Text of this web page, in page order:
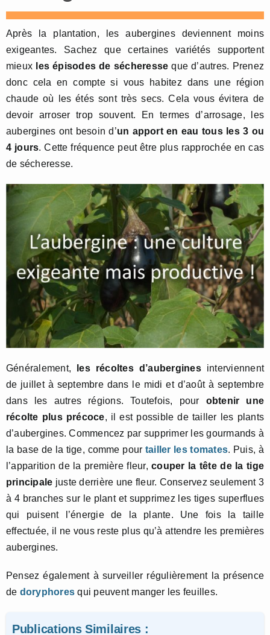
Après la plantation, les aubergines deviennent moins
exigeantes. Sachez que certaines variétés supportent
mieux les épisodes de sécheresse que d’autres. Prenez
donc cela en compte si vous habitez dans une région
chaude où les étés sont très secs. Cela vous évitera de
devoir arroser trop souvent. En termes d’arrosage, les
aubergines ont besoin d’un apport en eau tous les 3 ou
4 jours. Cette fréquence peut être plus rapprochée en cas
de sécheresse.
Généralement, les récoltes d’auberginesinterviennent
de juillet à septembre dans le midi et d’août à septembre
dans les autres régions. Toutefois, pour obtenir une
récolte plus précoce, il est possible de tailler les plants
d’aubergines. Commencez par supprimer les gourmands à
la base de la tige, comme pour tailler les tomates. Puis, à
l’apparition de la première fleur,couper la tête de la tige
principale juste derrière une fleur. Conservez seulement 3
à 4 branches sur le plant et supprimez les tiges superflues
qui puisent l’énergie de la plante. Une fois la taille
effectuée, il ne vous reste plus qu’à attendre les premières
aubergines.
Pensez également à surveiller régulièrement la présence
de doryphores qui peuvent manger les feuilles.
Publications Similaires :